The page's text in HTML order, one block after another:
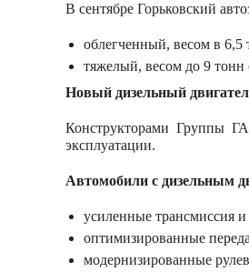
В сентябре Горьковский
облегченный, весом в 6,5
тяжелый, весом до 9 тонн
Новый дизельный
Конструкторами Группы
эксплуатации.
Автомобили с дизельным
усиленные трансмиссия и
оптимизированные
модернизированные